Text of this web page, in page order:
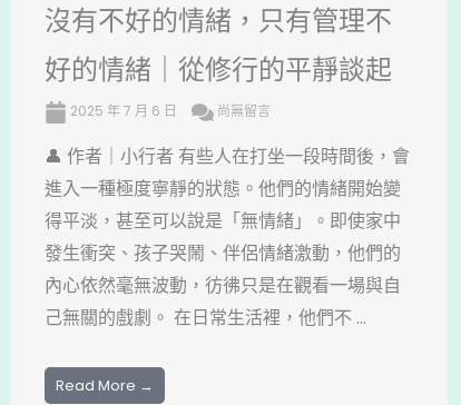
沒有不好的情緒，只有管理不
好的情緒｜從修行的平靜談起
2025 年 7 月 6 日 尚無留言
👤 作者｜小行者 有些人在打坐一段時間後，會
進入一種極度寧靜的狀態。他們的情緒開始變
得平淡，甚至可以說是「無情緒」。即使家中
發生衝突、孩子哭鬧、伴侶情緒激動，他們的
內心依然毫無波動，彷彿只是在觀看一場與自
己無關的戲劇。 在日常生活裡，他們不 ...
Read More →